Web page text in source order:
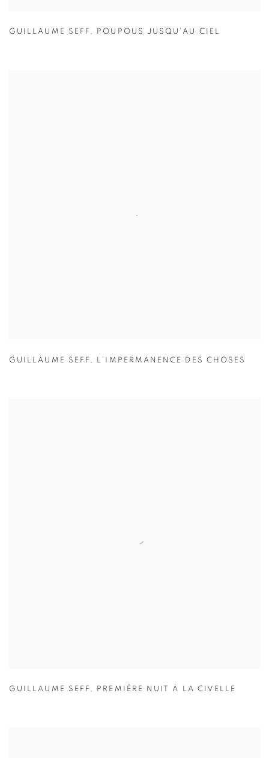
GUILLAUME SEFF , POUPOUS JUSQU’AU CIEL
GUILLAUME SEFF , L’IMPERMANENCE DES CHOSES
GUILLAUME SEFF , PREMIÈRE NUIT À LA CIVELLE